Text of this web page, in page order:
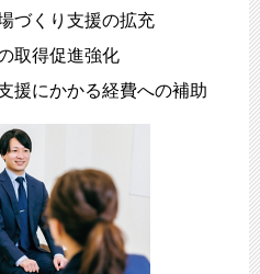
づくり支援の拡充
取得促進強化
援にかかる経費への補助